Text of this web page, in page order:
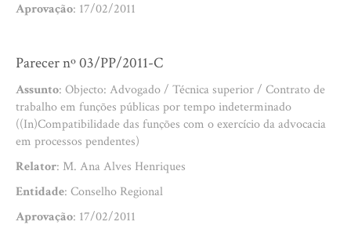
Aprovação: 17/02/2011
Parecer nº 03/PP/2011-C
Assunto: Objecto: Advogado / Técnica superior / Contrato de
trabalho em funções públicas por tempo indeterminado
((In)Compatibilidade das funções com o exercício da advocacia
em processos pendentes)
Relator: M. Ana Alves Henriques
Entidade: Conselho Regional
Aprovação: 17/02/2011